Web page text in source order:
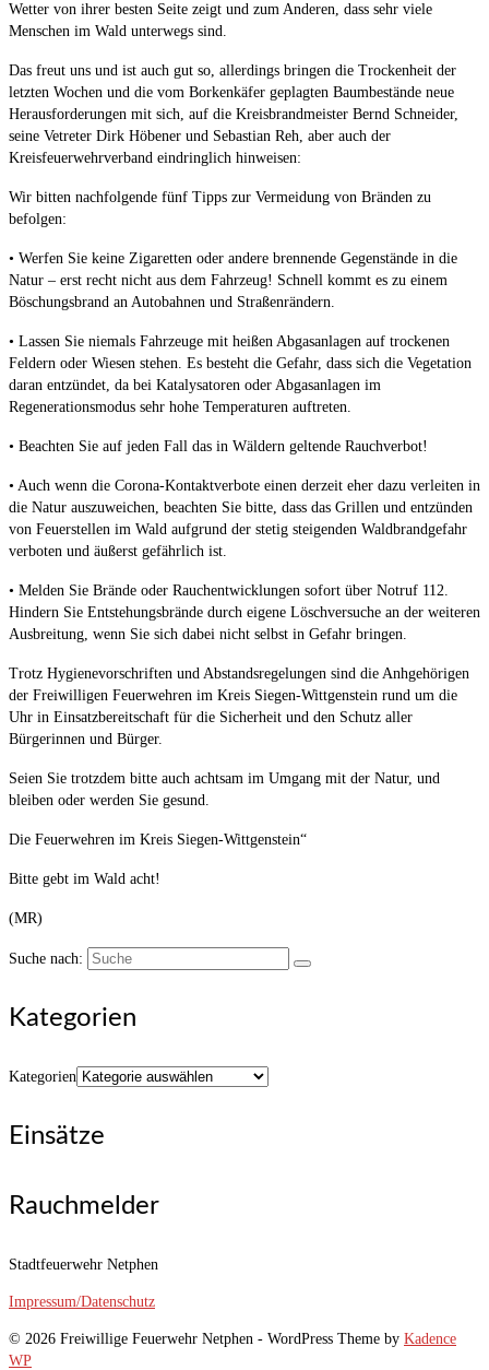
Wetter von ihrer besten Seite zeigt und zum Anderen, dass sehr viele
Menschen im Wald unterwegs sind.
Das freut uns und ist auch gut so, allerdings bringen die Trockenheit der
letzten Wochen und die vom Borkenkäfer geplagten Baumbestände neue
Herausforderungen mit sich, auf die Kreisbrandmeister Bernd Schneider,
seine Vetreter Dirk Höbener und Sebastian Reh, aber auch der
Kreisfeuerwehrverband eindringlich hinweisen:
Wir bitten nachfolgende fünf Tipps zur Vermeidung von Bränden zu
befolgen:
• Werfen Sie keine Zigaretten oder andere brennende Gegenstände in die
Natur – erst recht nicht aus dem Fahrzeug! Schnell kommt es zu einem
Böschungsbrand an Autobahnen und Straßenrändern.
• Lassen Sie niemals Fahrzeuge mit heißen Abgasanlagen auf trockenen
Feldern oder Wiesen stehen. Es besteht die Gefahr, dass sich die Vegetation
daran entzündet, da bei Katalysatoren oder Abgasanlagen im
Regenerationsmodus sehr hohe Temperaturen auftreten.
• Beachten Sie auf jeden Fall das in Wäldern geltende Rauchverbot!
• Auch wenn die Corona-Kontaktverbote einen derzeit eher dazu verleiten in
die Natur auszuweichen, beachten Sie bitte, dass das Grillen und entzünden
von Feuerstellen im Wald aufgrund der stetig steigenden Waldbrandgefahr
verboten und äußerst gefährlich ist.
• Melden Sie Brände oder Rauchentwicklungen sofort über Notruf 112.
Hindern Sie Entstehungsbrände durch eigene Löschversuche an der weiteren
Ausbreitung, wenn Sie sich dabei nicht selbst in Gefahr bringen.
Trotz Hygienevorschriften und Abstandsregelungen sind die Anhgehörigen
der Freiwilligen Feuerwehren im Kreis Siegen-Wittgenstein rund um die
Uhr in Einsatzbereitschaft für die Sicherheit und den Schutz aller
Bürgerinnen und Bürger.
Seien Sie trotzdem bitte auch achtsam im Umgang mit der Natur, und
bleiben oder werden Sie gesund.
Die Feuerwehren im Kreis Siegen-Wittgenstein“
Bitte gebt im Wald acht!
(MR)
Suche nach:
Kategorien
Kategorien
Einsätze
Rauchmelder
Stadtfeuerwehr Netphen
Impressum/Datenschutz
© 2026 Freiwillige Feuerwehr Netphen - WordPress Theme by Kadence
WP